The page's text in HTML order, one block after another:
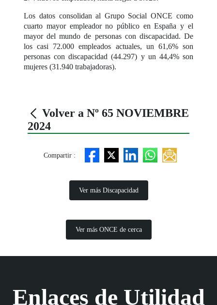
Los datos consolidan al Grupo Social ONCE como
cuarto mayor empleador no público en España y el
mayor del mundo de personas con discapacidad. De
los casi 72.000 empleados actuales, un 61,6% son
personas con discapacidad (44.297) y un 44,4% son
mujeres (31.940 trabajadoras).
Volver a Nº 65 NOVIEMBRE
2024
Compartir :
Ver más Discapacidad
Ver más ONCE de cerca
Enlaces de Utilidad